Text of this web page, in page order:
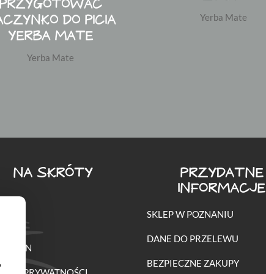
PRZYGOTOWAĆ
DO PICIA
YERBA MATE
Yerba Mate
Yerba Mate
NA SKRÓTY PRZYDATNE
INFORMACJE
SKLEP W POZNANIU
DANE DO PRZELEWU
BEZPIECZNE ZAKUPY